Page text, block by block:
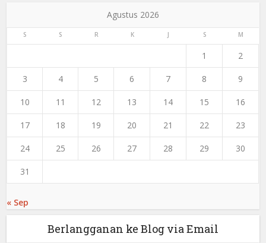
Agustus 2026
S S R K J S M
1 2
3 4 5 6 7 8 9
10 11 12 13 14 15 16
17 18 19 20 21 22 23
24 25 26 27 28 29 30
31
« Sep
Berlangganan ke Blog via Email